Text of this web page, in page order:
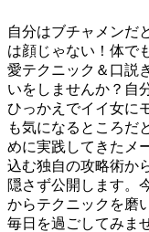
自分はブチャメンだ
は顔じゃない！体で
愛テクニック＆口説
いをしませんか？自
ひっかえでイイ女に
も気になるところだ
めに実践してきたメ
込む独自の攻略術か
隠さず公開します。
からテクニックを磨
毎日を過ごしてみま